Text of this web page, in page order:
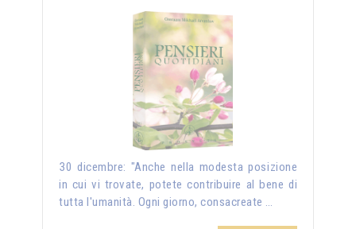
30 dicembre: "Anche nella modesta posizione
in cui vi trovate, potete contribuire al bene di
tutta l'umanità. Ogni giorno, consacreate …